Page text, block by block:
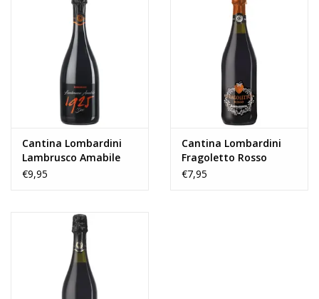
Heerlijk bij Italiaanse voorgerechten zoals bijvoorbeeld
spaghetti, Cappelletti, lasagne, stoofvlees en gebraden vlees
Serveertemperatuur 6°-8°C
Cantina Lombardini
Lambrusco Amabile
1925
€9,95
Cantina Lombardini
Fragoletto Rosso
€7,95